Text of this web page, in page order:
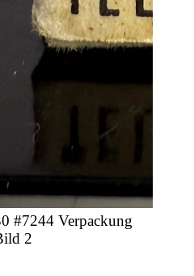
#7244 Verpackung
2